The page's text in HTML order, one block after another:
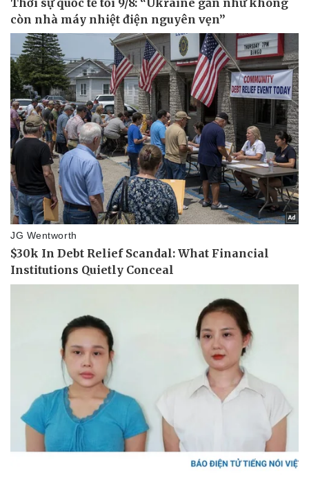
Sức khỏe
Dinh dưỡng - món ngon
Cây thuốc
Sản phụ khoa
Nhi khoa
Nam khoa
Làm đẹp - giảm cân
Phòng mạch online
Đời sống
Nhà đẹp
Blog
Tình yêu - Gia đình